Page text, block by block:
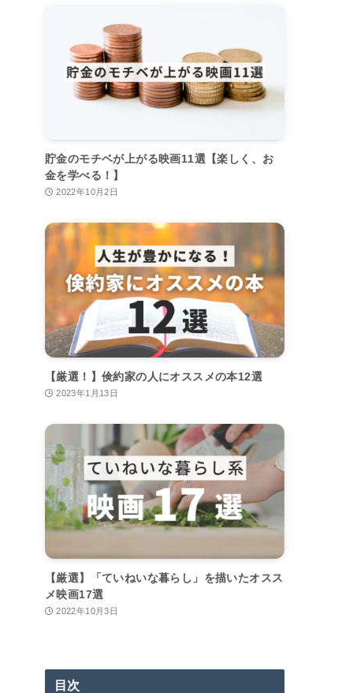
貯金のモチベが上がる映画11選【楽しく、お
金を学べる！】
2022年10月2日
【厳選！】倹約家の人にオススメの本12選
2023年1月13日
【厳選】「ていねいな暮らし」を描いたオスス
メ映画17選
2022年10月3日
目次